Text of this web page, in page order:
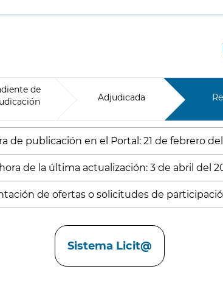
de
Adjudicada
de publicación en el Portal: 21 de febrero del
de la última actualización: 3 de abril del
de ofertas o solicitudes de
Sistema Licit@